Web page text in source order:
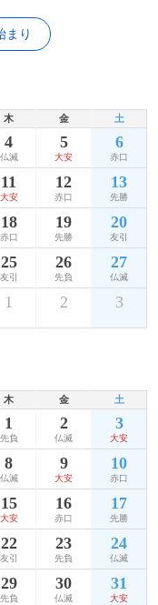
まり
木 金 土
4
仏滅
5
大安
6
赤口
11
大安
12
赤口
13
先勝
18
赤口
19
先勝
20
友引
25
友引
26
先負
27
仏滅
1 2 3
木 金 土
1
先負
2
仏滅
3
大安
8
仏滅
9
大安
10
赤口
15
大安
16
赤口
17
先勝
22
友引
23
先負
24
仏滅
29
先負
30
仏滅
31
大安